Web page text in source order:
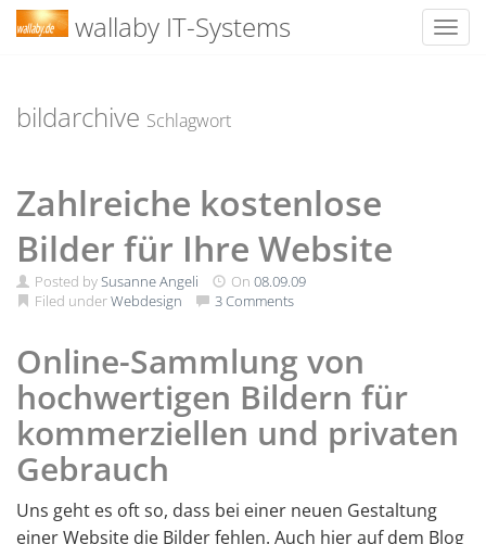
content
wallaby IT-Systems
bildarchive Schlagwort
Zahlreiche kostenlose
Bilder für Ihre Website
Posted bySusanne Angeli On 08.09.09
Filed underWebdesign 3 Comments
Online-Sammlung von
hochwertigen Bildern für
kommerziellen und privaten
Gebrauch
Uns geht es oft so, dass bei einer neuen Gestaltung
einer Website die Bilder fehlen. Auch hier auf dem Blog